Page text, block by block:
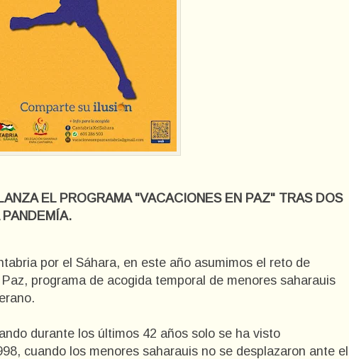
EL PROGRAMA "VACACIONES EN PAZ" TRAS DOS
por el Sáhara, en este año asumimos el reto de
programa de acogida temporal de menores saharauis
durante los últimos 42 años solo se ha visto
cuando los menores saharauis no se desplazaron ante el